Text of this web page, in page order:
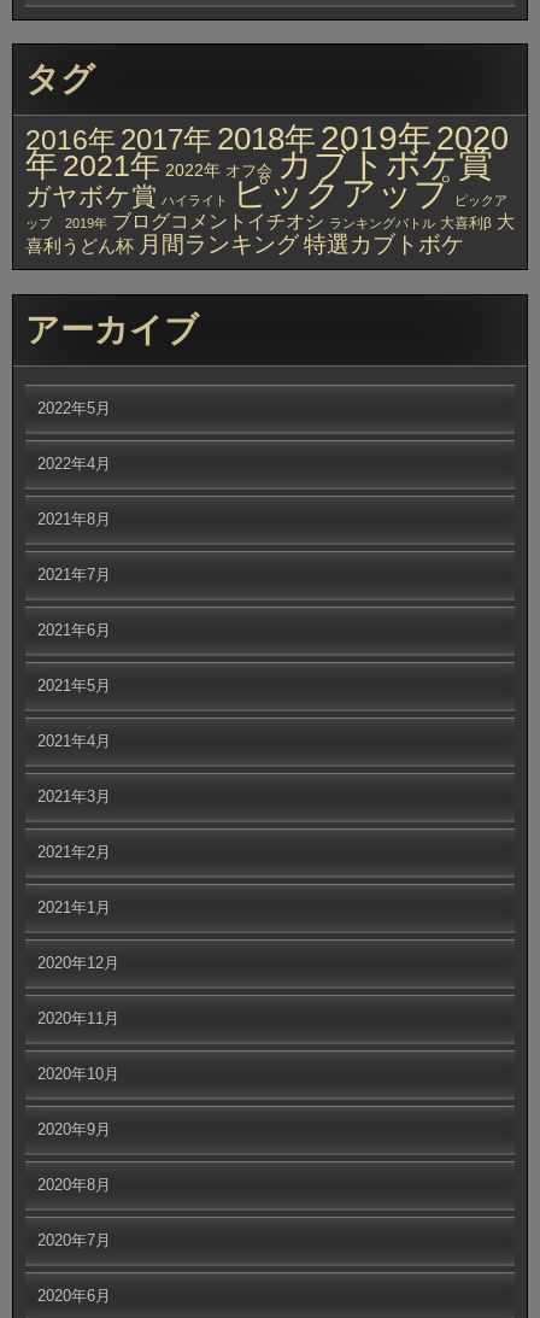
タグ
2016年 2017年 2018年 2019年2020
年 2021年 2022年 オフ会 カブトボケ賞
ガヤボケ賞 ハイライト ピックアップ ピックア
ップ 2019年 ブログコメントイチオシ ランキングバトル 大喜利β 大
喜利うどん杯 月間ランキング特選カブトボケ
アーカイブ
2022年5月
2022年4月
2021年8月
2021年7月
2021年6月
2021年5月
2021年4月
2021年3月
2021年2月
2021年1月
2020年12月
2020年11月
2020年10月
2020年9月
2020年8月
2020年7月
2020年6月